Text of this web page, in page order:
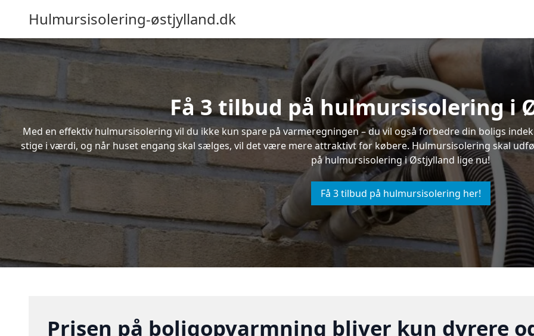
Hulmursisolering-østjylland.dk
Få 3 tilbud på hulmursisolering i
Med en effektiv hulmursisolering vil du ikke kun spare på varmeregningen – du vil også forbedre din boligs
stige i værdi, og når huset engang skal sælges, vil det være mere attraktivt for købere. Hulmursisolering skal
på hulmursisolering i Østjylland lige nu!
Få 3 tilbud på hulmursisolering her!
Prisen på boligopvarmning bliver kun dyrere